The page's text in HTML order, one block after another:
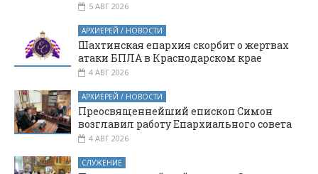
5 АВГ 2026
АРХИЕРЕЙ / НОВОСТИ
Шахтинская епархия скорбит о жертвах
атаки БПЛА в Краснодарском крае
4 АВГ 2026
АРХИЕРЕЙ / НОВОСТИ
Преосвященнейший епископ Симон
возглавил работу Епархиального совета
4 АВГ 2026
СЛУЖЕНИЕ